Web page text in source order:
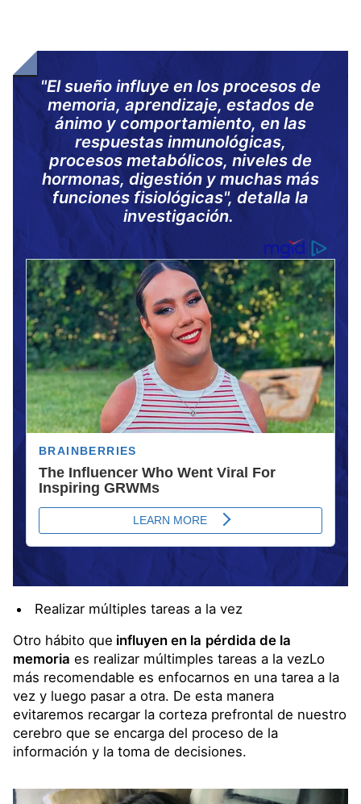
"El sueño influye en los procesos de
memoria, aprendizaje, estados de
ánimo y comportamiento, en las
respuestas inmunológicas,
procesos metabólicos, niveles de
hormonas, digestión y muchas más
funciones fisiológicas", detalla la
investigación.
Realizar múltiples tareas a la vez
Otro hábito que influyen en la pérdida de la
memoria es realizar múltimples tareas a la vezLo
más recomendable es enfocarnos en una tarea a la
vez y luego pasar a otra. De esta manera
evitaremos recargar la corteza prefrontal de nuestro
cerebro que se encarga del proceso de la
información y la toma de decisiones.